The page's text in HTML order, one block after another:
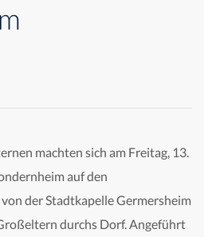
machten sich am Freitag, 13.
auf den
der Stadtkapelle Germersheim
durchs Dorf. Angeführt